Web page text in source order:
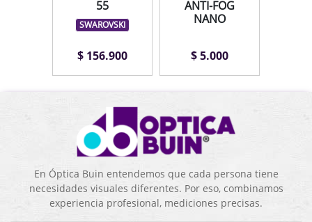
55
SWAROVSKI
$ 156.900
ANTI-FOG
NANO
$ 5.000
En Óptica Buin entendemos que cada persona tiene
necesidades visuales diferentes. Por eso, combinamos
experiencia profesional, mediciones precisas.